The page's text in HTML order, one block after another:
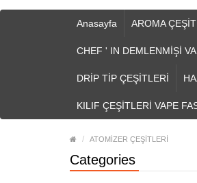
Anasayfa AROMA
CHEF ' IN DEMLENMİŞİ
DRİP TİP ÇEŞİTLERİ
KILIF ÇEŞİTLERİ VAPE
ATOMİZER ÇEŞİTLERİ
Categories